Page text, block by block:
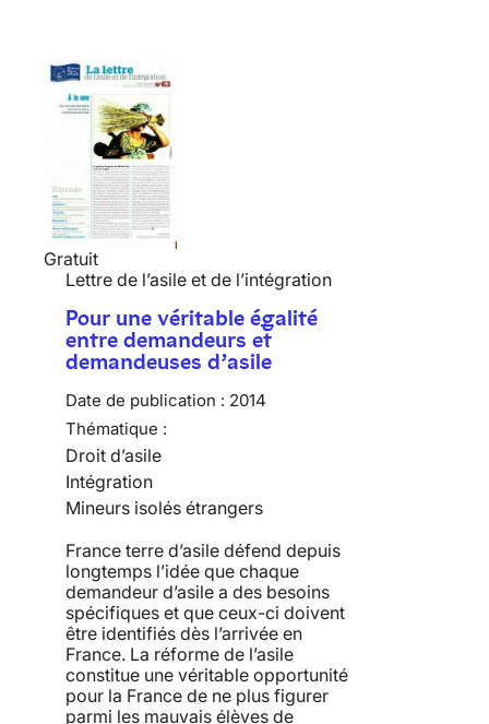
Gratuit
Lettre de l’asile et de l’intégration
Pour une véritable égalité
entre demandeurs et
demandeuses d’asile
Date de publication : 2014
Thématique :
Droit d’asile
Intégration
Mineurs isolés étrangers
France terre d’asile défend depuis
longtemps l’idée que chaque
demandeur d’asile a des besoins
spécifiques et que ceux-ci doivent
être identifiés dès l’arrivée en
France. La réforme de l’asile
constitue une véritable opportunité
pour la France de ne plus figurer
parmi les mauvais élèves de